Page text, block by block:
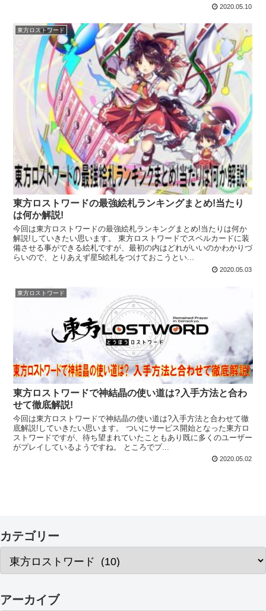
2020.05.10
東方ロストワード
東方ロストワードの最強絵札ランキングまとめ!当たり
は何か解説!
今回は東方ロストワードの最強絵札ランキングまとめ!当たりは何か
解説!していきたい思います。 東方ロストワードでスペルカードに装
備させる事ができる絵札ですが、最初の内はどれがいいのかわかりづ
らいので、とりあえず星5絵札をつけておこうとい...
2020.05.03
東方ロストワード
東方ロストワードで神結晶の使い道は?入手方法と合わ
せて徹底解説!
今回は東方ロストワードで神結晶の使い道は?入手方法と合わせて徹
底解説!していきたい思います。 ついにサービス開始となった東方ロ
ストワードですが、待ち望まれていたこともあり既に多くのユーザー
がプレイしているようですね。 ところでプ...
2020.05.02
カテゴリー
アーカイブ